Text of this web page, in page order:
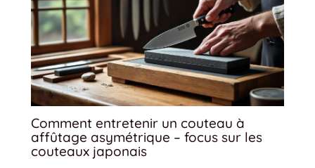
Comment entretenir un couteau à
affûtage asymétrique – focus sur les
couteaux japonais